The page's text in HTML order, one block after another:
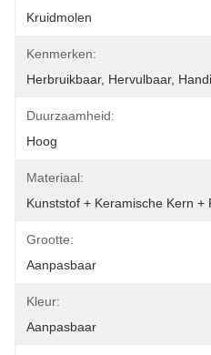
Kruidmolen
Kenmerken:
Herbruikbaar, Hervulbaar,
Duurzaamheid:
Hoog
Materiaal:
Kunststof + Keramische Kern +
Grootte:
Aanpasbaar
Kleur:
Aanpasbaar